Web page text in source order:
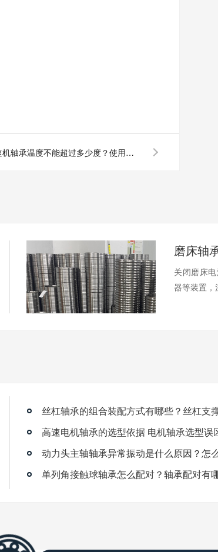
减速机轴承温度不能超过多少度？使用注意事项有哪些
关闭磨床
器等装置，
丝杠轴承的组合装配方式有哪些？丝杠支
高速电机轴承的选型依据 电机轴承选型误
动力头主轴轴承异常振动是什么原因？怎
单列角接触球轴承怎么配对？轴承配对有